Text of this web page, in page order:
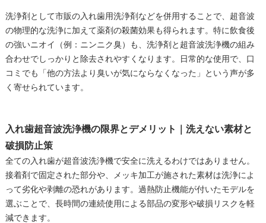
洗浄剤として市販の入れ歯用洗浄剤などを併用することで、超音波
の物理的な洗浄に加えて薬剤の殺菌効果も得られます。特に飲食後
の強いニオイ（例：ニンニク臭）も、洗浄剤と超音波洗浄機の組み
合わせでしっかりと除去されやすくなります。日常的な使用で、口
コミでも「他の方法より臭いが気にならなくなった」という声が多
く寄せられています。
入れ歯超音波洗浄機の限界とデメリット｜洗えない素材と
破損防止策
全ての入れ歯が超音波洗浄機で安全に洗えるわけではありません。
接着剤で固定された部分や、メッキ加工が施された素材は洗浄によ
って劣化や剥離の恐れがあります。過熱防止機能が付いたモデルを
選ぶことで、長時間の連続使用による部品の変形や破損リスクを軽
減できます。